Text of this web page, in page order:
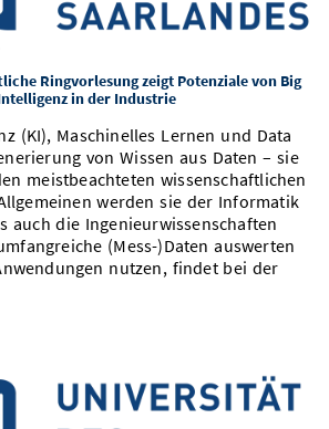
Ringvorlesung zeigt Potenziale von Big
in der Industrie
(KI), Maschinelles Lernen und Data
von Wissen aus Daten – sie
meistbeachteten wissenschaftlichen
werden sie der Informatik
auch die Ingenieurwissenschaften
(Mess-)Daten auswerten
nutzen, findet bei der